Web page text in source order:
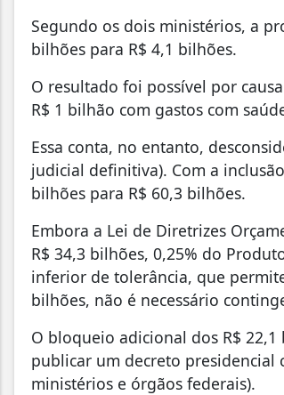
Segundo os dois ministérios, a
bilhões para R$ 4,1 bilhões.
O resultado foi possível por
R$ 1 bilhão com gastos com
Essa conta, no entanto,
judicial definitiva). Com a
bilhões para R$ 60,3 bilhões.
Embora a Lei de Diretrizes
R$ 34,3 bilhões, 0,25% do
inferior de tolerância, que
bilhões, não é necessário
O bloqueio adicional dos R$
publicar um decreto presidencial
ministérios e órgãos federais).